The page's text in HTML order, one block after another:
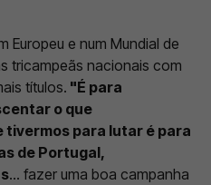
Europeu e num Mundial de
tricampeãs nacionais com
títulos. "É para
o que
tivermos para lutar é para
de Portugal,
... fazer uma boa campanha